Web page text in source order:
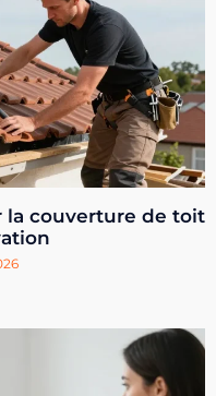
la couverture de toit